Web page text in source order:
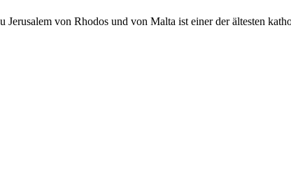
von Rhodos und von Malta ist einer der ältesten